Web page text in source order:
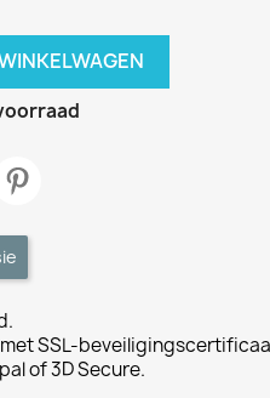
SSL-
of 3D Secure.